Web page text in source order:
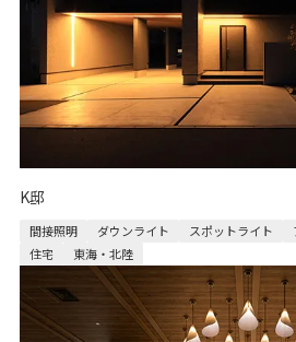
K邸
間接照明 ダウンライト スポットライト
住宅
東海・北陸